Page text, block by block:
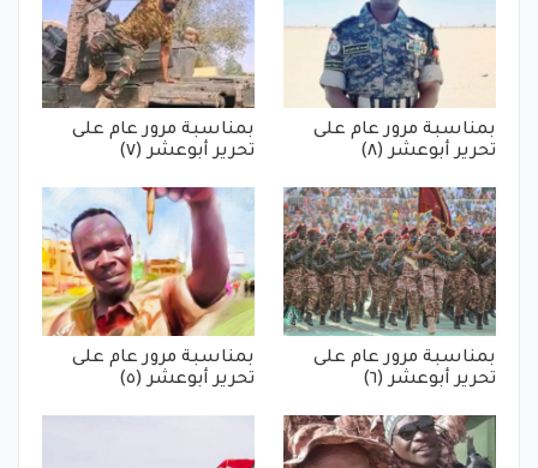
بمناسبة مرور عام على
تحرير أبوعشر (٨)
بمناسبة مرور عام على
تحرير أبوعشر (٧)
بمناسبة مرور عام على
تحرير أبوعشر (٦)
بمناسبة مرور عام على
تحرير أبوعشر (٥)